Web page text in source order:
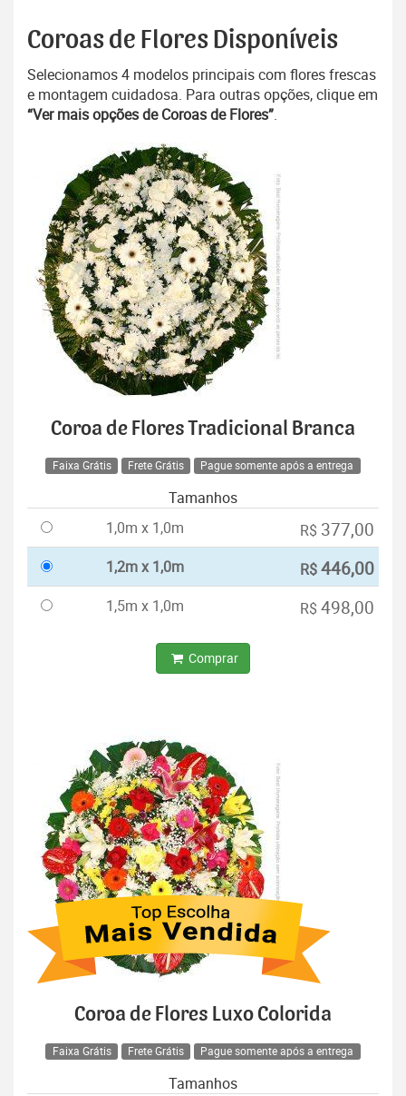
Coroas de Flores Disponíveis
Selecionamos 4 modelos principais com flores frescas
e montagem cuidadosa. Para outras opções, clique em
“Ver mais opções de Coroas de Flores”.
Coroa de Flores Tradicional Branca
Faixa Grátis Frete Grátis Pague somente após a entrega
Tamanhos
1,0m x 1,0m
R$ 377,00
1,2m x 1,0m R$446,00
1,5m x 1,0m R$ 498,00
Comprar
Coroa de Flores Luxo Colorida
Faixa Grátis Frete Grátis Pague somente após a entrega
Tamanhos